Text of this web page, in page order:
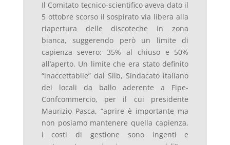
Il Comitato tecnico-scientifico aveva dato il
5 ottobre scorso il sospirato via libera alla
riapertura delle discoteche in zona
bianca, suggerendo però un limite di
capienza severo: 35% al chiuso e 50%
all’aperto. Un limite che era stato definito
“inaccettabile” dal Silb, Sindacato italiano
dei locali da ballo aderente a Fipe-
Confcommercio, per il cui presidente
Maurizio Pasca, “aprire è importante ma
non posiamo mantenere quella capienza,
i costi di gestione sono ingenti e